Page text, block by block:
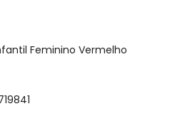
Feminino Vermelho